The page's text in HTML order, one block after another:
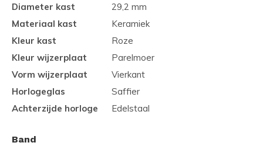
Diameter kast
29,2 mm
Materiaal kast
Keramiek
Kleur kast
Roze
Kleur wijzerplaat
Parelmoer
Vorm wijzerplaat
Vierkant
Horlogeglas
Saffier
Achterzijde horloge
Edelstaal
Band